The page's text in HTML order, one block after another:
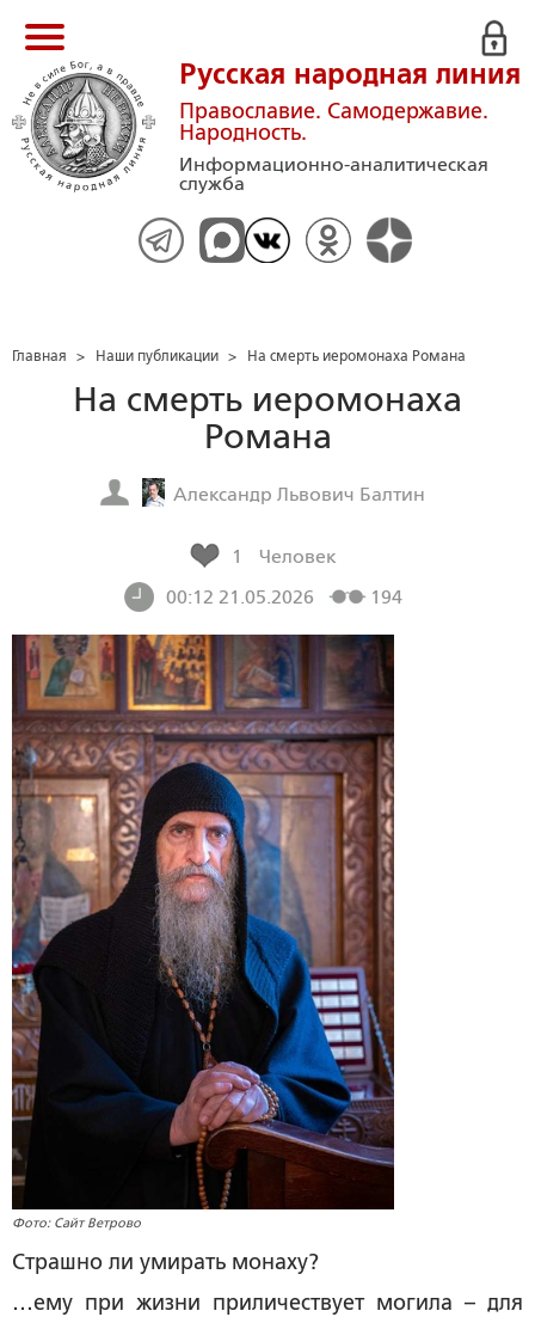
Русская народная линия
Православие. Самодержавие.
Народность.
Информационно-аналитическая
служба
Главная > Наши публикации > На смерть иеромонаха Романа
На смерть иеромонаха
Романа
Александр Львович Балтин
1
Человек
00:12 21.05.2026
194
Фото: Сайт Ветрово
Страшно ли умирать монаху?
…ему при жизни приличествует могила – для